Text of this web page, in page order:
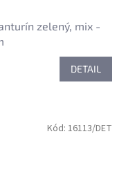
zelený, mix -
DETAIL
Kód: 16113/DET